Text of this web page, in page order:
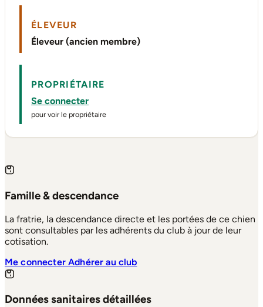
ÉLEVEUR
Éleveur (ancien membre)
PROPRIÉTAIRE
Se connecter
pour voir le propriétaire
Famille & descendance
La fratrie, la descendance directe et les portées de ce chien
sont consultables par les adhérents du club à jour de leur
cotisation.
Me connecterAdhérer au club
Données sanitaires détaillées